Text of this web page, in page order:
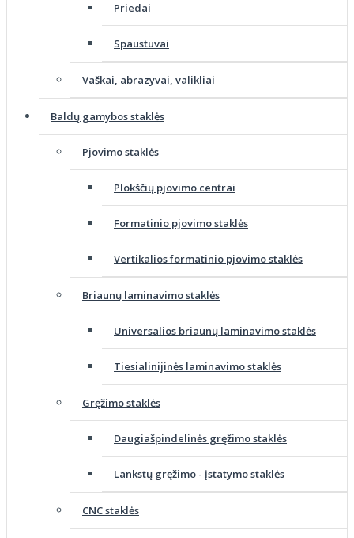
Priedai
Spaustuvai
Vaškai, abrazyvai, valikliai
Baldų gamybos staklės
Pjovimo staklės
Plokščių pjovimo centrai
Formatinio pjovimo staklės
Vertikalios formatinio pjovimo staklės
Briaunų laminavimo staklės
Universalios briaunų laminavimo staklės
Tiesialinijinės laminavimo staklės
Gręžimo staklės
Daugiašpindelinės gręžimo staklės
Lankstų gręžimo - įstatymo staklės
CNC staklės